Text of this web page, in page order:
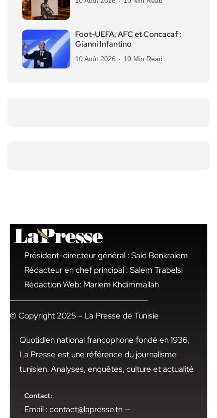
Foot-UEFA, AFC et Concacaf :
Gianni Infantino
10 Août 2026 10 Min Read
Président-directeur général : Said Benkraiem
Rédacteur en chef principal : Salem Trabelsi
Rédaction Web: Mariem Khdimmallah
© Copyright 2025 – La Presse de Tunisie
Quotidien national francophone fondé en 1936,
La Presse est une référence du journalisme
tunisien. Analyses, enquêtes, culture et actualité
Contact:
Email : contact@lapresse.tn —